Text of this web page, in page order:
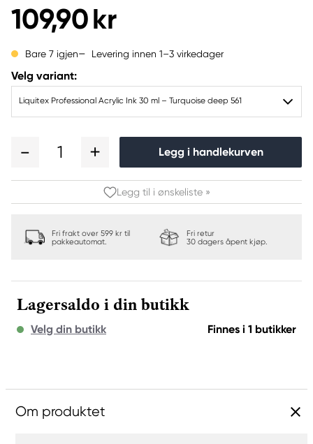
109,90 kr
Bare 7 igjen Levering innen 1–3 virkedager
Velg variant:
Liquitex Professional Acrylic Ink 30 ml – Turquoise deep 561
1 Legg i handlekurven
Legg til i ønskeliste »
Fri frakt over 599 kr til
pakkeautomat.
Fri retur
30 dagers åpent kjøp.
Lagersaldo i din butikk
Velg din butikk Finnes i 1 butikker
Om produktet